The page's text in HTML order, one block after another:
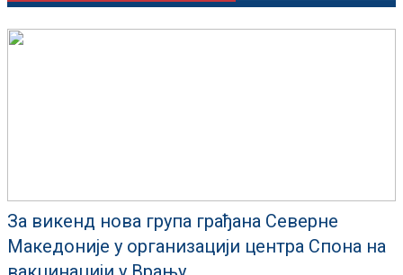
За викенд нова група грађана Северне
Македоније у организацији центра Спона на